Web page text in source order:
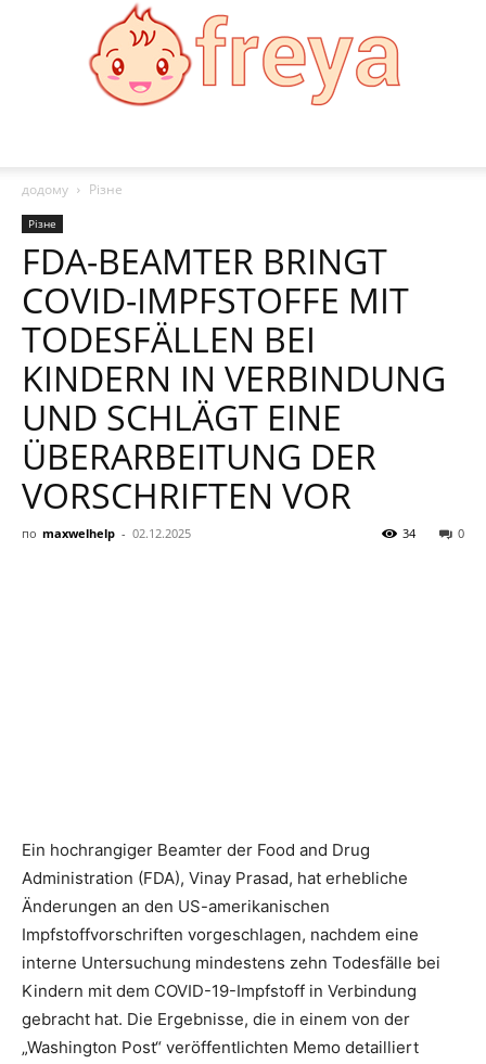
додому
Різне
Різне
FDA-BEAMTER BRINGT
COVID-IMPFSTOFFE MIT
TODESFÄLLEN BEI
KINDERN IN VERBINDUNG
UND SCHLÄGT EINE
ÜBERARBEITUNG DER
VORSCHRIFTEN VOR
по maxwelhelp - 02.12.2025 0
34
Ein hochrangiger Beamter der Food and Drug
Administration (FDA), Vinay Prasad, hat erhebliche
Änderungen an den US-amerikanischen
Impfstoffvorschriften vorgeschlagen, nachdem eine
interne Untersuchung mindestens zehn Todesfälle bei
Kindern mit dem COVID-19-Impfstoff in Verbindung
gebracht hat. Die Ergebnisse, die in einem von der
„Washington Post“ veröffentlichten Memo detailliert